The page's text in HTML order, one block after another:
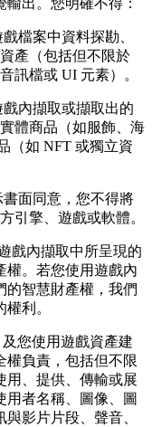
出。您明確不得：
檔案中資料探勘、
產（包括但不限於
訊檔或 UI 元素）。
內擷取或擷取出的
體商品（如服飾、海
（如 NFT 或獨立資
面同意，您不得將
引擎、遊戲或軟體。
戲內擷取中所呈現的
權。若您使用遊戲內
的智慧財產權，我們
利。
您使用遊戲資產建
權負責，包括但不限
用、提供、傳輸或展
用者名稱、圖像、圖
影片片段、聲音、